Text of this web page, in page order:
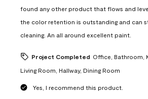
found any other product that flows and
the color retention is outstanding and can
cleaning. An all around excellent paint.
Project Completed Office, Bathroom,
Living Room, Hallway, Dining Room
Yes, I recommend this product.